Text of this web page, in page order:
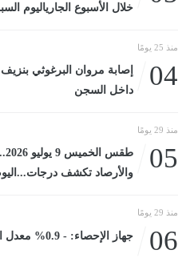
خلال الأسبوع الجارياليوم السبت، 25 يوليو 2026
منذ 25 يومًا
04
إصابة مروان البرغوثي
داخل السجن
منذ 29 يومًا
05
والأرصاد تكشف درجات...اليوم الخميس، 9
منذ 29 يومًا
06 جهاز الإحصاء: - 0.9% معدل التضخم الشهرى لشهر يونيو 2026